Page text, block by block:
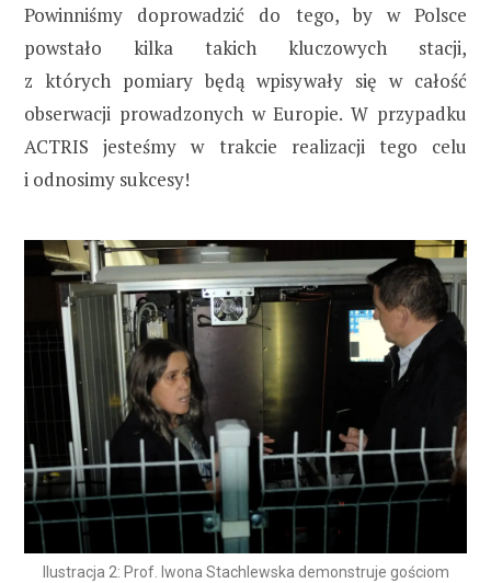
Powinniśmy doprowadzić do tego, by w Polsce
powstało kilka takich kluczowych stacji,
z których pomiary będą wpisywały się w całość
obserwacji prowadzonych w Europie. W przypadku
ACTRIS jesteśmy w trakcie realizacji tego celu
i odnosimy sukcesy!
Ilustracja 2: Prof. Iwona Stachlewska demonstruje gościom